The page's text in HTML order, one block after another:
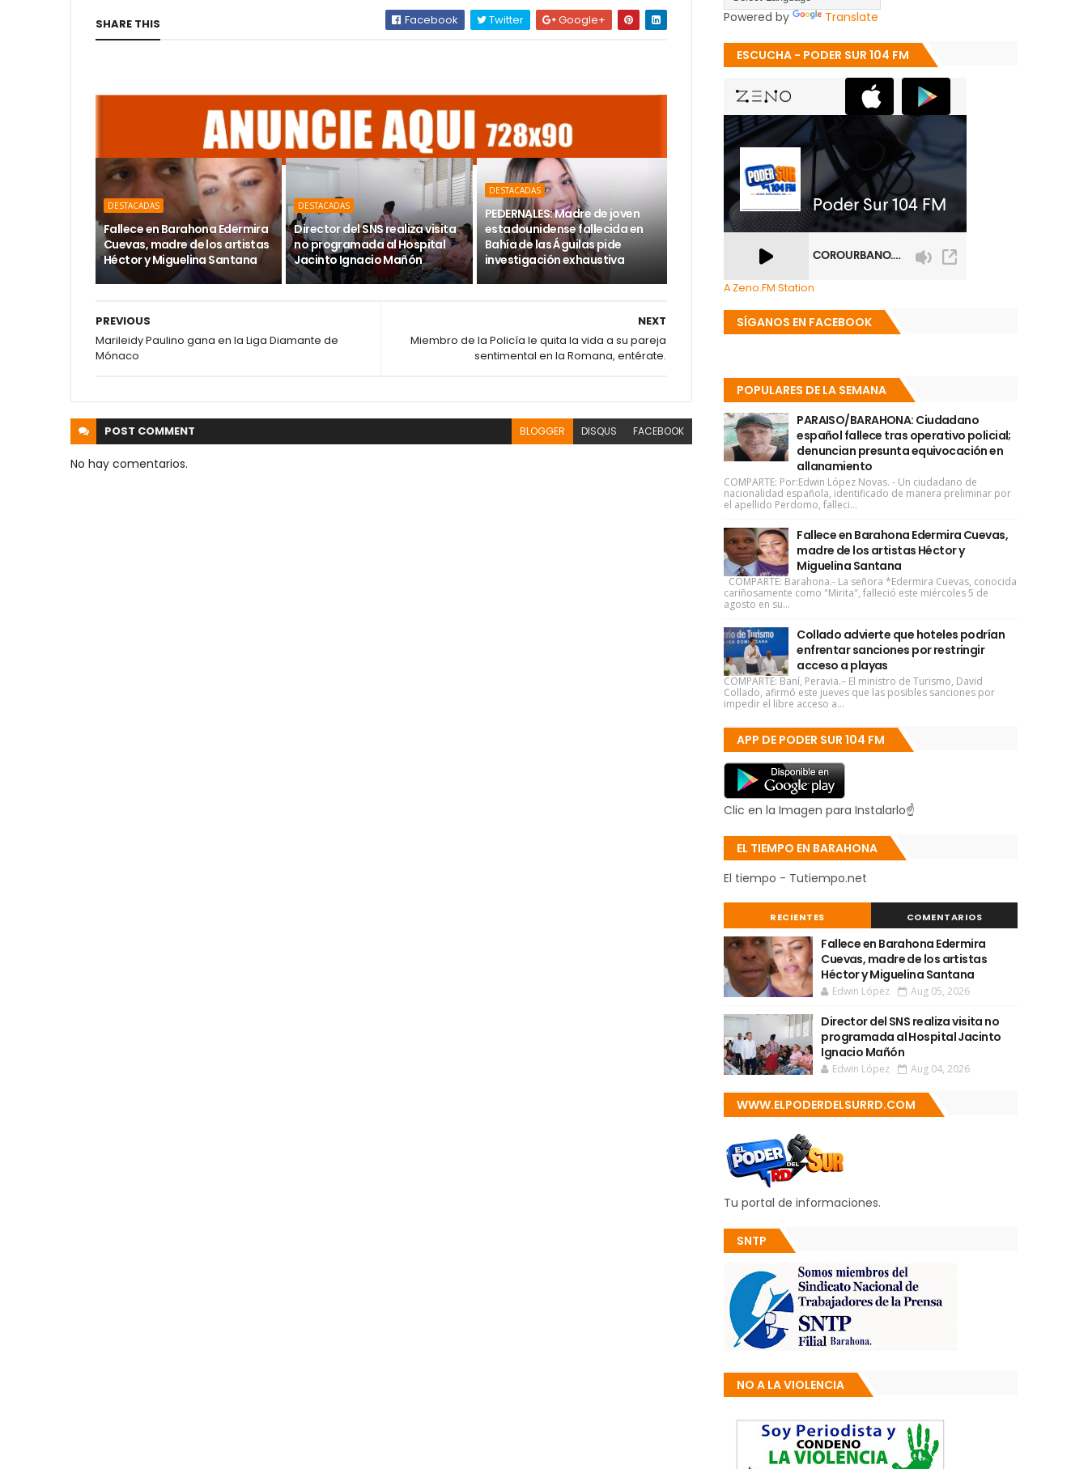
SHARE THIS Facebook Twitter Google+
DESTACADAS
Fallece en Barahona Edermira
Cuevas, madre de los artistas
Héctor y Miguelina Santana
DESTACADAS
Director del SNS realiza visita
no programada al Hospital
Jacinto Ignacio Mañón
DESTACADAS
PEDERNALES: Madre de joven
estadounidense fallecida en
Bahía de las Águilas pide
investigación exhaustiva
NEXT
Miembro de la Policía le quita la vida a su pareja
sentimental en la Romana, entérate.
PREVIOUS
Marileidy Paulino gana en la Liga Diamante de
Mónaco
POST COMMENT BLOGGER DISQUS FACEBOOK
No hay comentarios.
Powered by Translate
ESCUCHA - PODER SUR 104 FM
A Zeno.FM Station
SÍGANOS EN FACEBOOK
POPULARES DE LA SEMANA
PARAISO/BARAHONA: Ciudadano
español fallece tras operativo policial;
denuncian presunta equivocación en
allanamiento
COMPARTE: Por:Edwin López Novas. - Un ciudadano de
nacionalidad española, identificado de manera preliminar por
el apellido Perdomo, falleci...
Fallece en Barahona Edermira Cuevas,
madre de los artistas Héctor y
Miguelina Santana
COMPARTE: Barahona.- La señora *Edermira Cuevas, conocida
cariñosamente como "Mirita", falleció este miércoles 5 de
agosto en su...
Collado advierte que hoteles podrían
enfrentar sanciones por restringir
acceso a playas
COMPARTE: Baní, Peravia.– El ministro de Turismo, David
Collado, afirmó este jueves que las posibles sanciones por
impedir el libre acceso a...
APP DE PODER SUR 104 FM
Clic en la Imagen para Instalarlo☝
EL TIEMPO EN BARAHONA
El tiempo - Tutiempo.net
RECIENTES COMENTARIOS
Fallece en Barahona Edermira
Cuevas, madre de los artistas
Héctor y Miguelina Santana
Edwin López Aug 05, 2026
Director del SNS realiza visita no
programada al Hospital Jacinto
Ignacio Mañón
Edwin López Aug 04, 2026
WWW.ELPODERDELSURRD.COM
Tu portal de informaciones.
SNTP
NO A LA VIOLENCIA